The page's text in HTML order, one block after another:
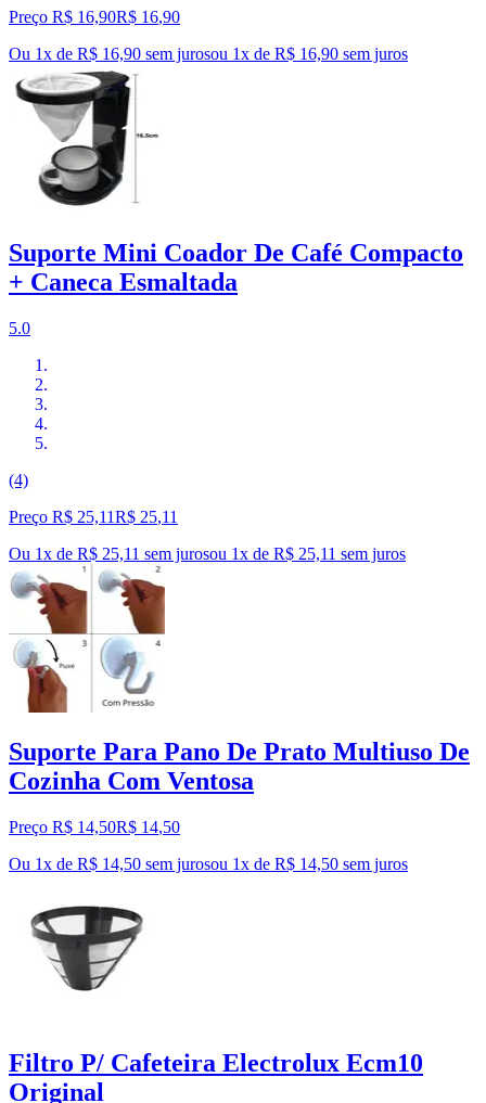
Preço R$ 16,90R$ 16,90
Ou 1x de R$ 16,90 sem jurosou 1x de R$ 16,90 sem juros
Suporte Mini Coador De Café Compacto
+ Caneca Esmaltada
5.0
(4)
Preço R$ 25,11R$ 25,11
Ou 1x de R$ 25,11 sem jurosou 1x de R$ 25,11 sem juros
Suporte Para Pano De Prato Multiuso De
Cozinha Com Ventosa
Preço R$ 14,50R$ 14,50
Ou 1x de R$ 14,50 sem jurosou 1x de R$ 14,50 sem juros
Filtro P/ Cafeteira Electrolux Ecm10
Original